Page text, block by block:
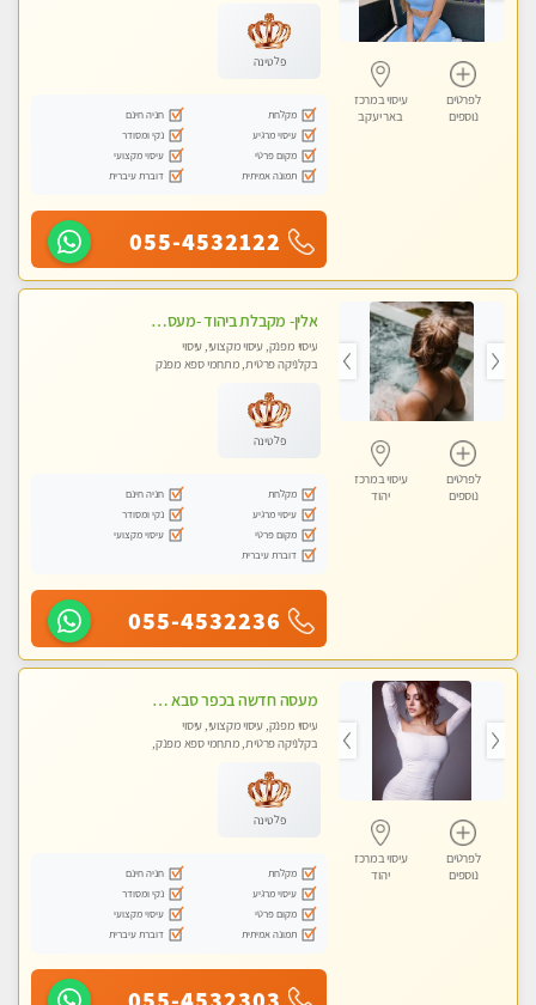
לפרטים
נוספים
עיסוי במרכז
באר יעקב
פלטינה
מקלחת
חניה חינם
עיסוי מרגיע
נקי ומסודר
מקום פרטי
עיסוי מקצועי
תמונה אמיתית
דוברת עיברית
055-4532122
לפרטים
נוספים
עיסוי במרכז
יהוד
אלין- מקבלת ביהוד -מעסה פרטית ואיכותית לבד ביהוד . עיסוי מפנק אצלי ביהוד
עיסוי מפנק, עיסוי מקצועי, עיסוי
בקלניקה פרטית, מתחמי ספא מפנק
פלטינה
מקלחת
חניה חינם
עיסוי מרגיע
נקי ומסודר
מקום פרטי
עיסוי מקצועי
דוברת עיברית
055-4532236
לפרטים
נוספים
עיסוי במרכז
יהוד
מעסה חדשה בכפר סבא איכותית מקצועית ומפנקת מאוד חדשה מעסה צעירה ואלופה לעיסוי מפנק מומלץ מאוד ....פרטי!!
עיסוי מפנק, עיסוי מקצועי, עיסוי
בקלניקה פרטית, מתחמי ספא מפנק,
פלטינה
מקלחת
חניה חינם
עיסוי מרגיע
נקי ומסודר
מקום פרטי
עיסוי מקצועי
תמונה אמיתית
דוברת עיברית